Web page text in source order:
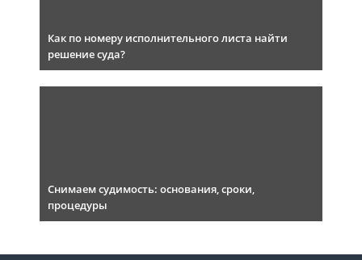
Как по номеру исполнительного листа найти
решение суда?
Снимаем судимость: основания, сроки,
процедуры